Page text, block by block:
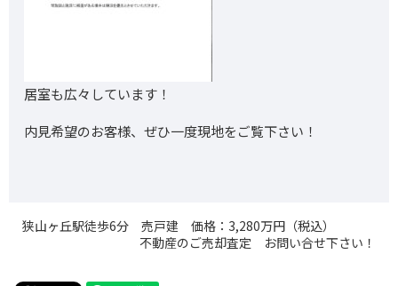
居室も広々しています！
内見希望のお客様、ぜひ一度現地をご覧下さい！
狭山ヶ丘駅徒歩6分 売戸建 価格：3,280万円（税込）
不動産のご売却査定 お問い合せ下さい！